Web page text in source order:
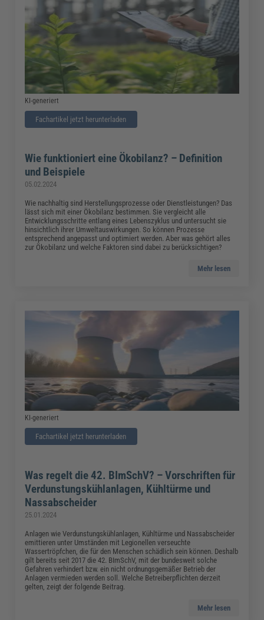
KI-generiert
Fachartikel jetzt herunterladen
Wie funktioniert eine Ökobilanz? – Definition
und Beispiele
05.02.2024
Wie nachhaltig sind Herstellungsprozesse oder Dienstleistungen? Das
lässt sich mit einer Ökobilanz bestimmen. Sie vergleicht alle
Entwicklungsschritte entlang eines Lebenszyklus und untersucht sie
hinsichtlich ihrer Umweltauswirkungen. So können Prozesse
entsprechend angepasst und optimiert werden. Aber was gehört alles
zur Ökobilanz und welche Faktoren sind dabei zu berücksichtigen?
Mehr lesen
KI-generiert
Fachartikel jetzt herunterladen
Was regelt die 42. BImSchV? – Vorschriften für
Verdunstungskühlanlagen, Kühltürme und
Nassabscheider
25.01.2024
Anlagen wie Verdunstungskühlanlagen, Kühltürme und Nassabscheider
emittieren unter Umständen mit Legionellen verseuchte
Wassertröpfchen, die für den Menschen schädlich sein können. Deshalb
gilt bereits seit 2017 die 42. BImSchV, mit der bundesweit solche
Gefahren verhindert bzw. ein nicht ordnungsgemäßer Betrieb der
Anlagen vermieden werden soll. Welche Betreiberpflichten derzeit
gelten, zeigt der folgende Beitrag.
Mehr lesen